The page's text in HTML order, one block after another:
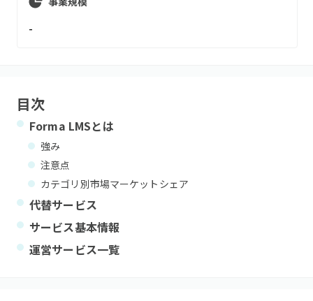
-
目次
Forma LMSとは
強み
注意点
カテゴリ別市場マーケットシェア
代替サービス
サービス基本情報
運営サービス一覧